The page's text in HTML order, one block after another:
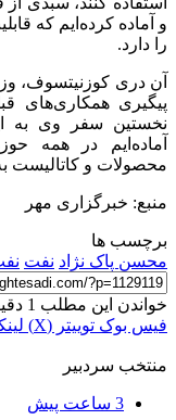
و آماده کرده‌ایم که
را دارد.
آن دری کوزنیتسوف،
پیگیری همکاری‌های
نخستین سفر وی به
آماده‌ایم در همه
محصولات و کاتالیست
منبع: خبرگزاری مهر
برچسب ها
محسن پاک نژاد نفت
خواندن این مطلب 1 دقیقه زمان میبرد
فیس بوک توییتر (X)
منتخب سردبیر
3 ساعت پیش